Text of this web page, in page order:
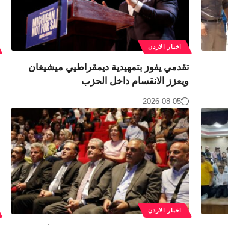
اخبار الاردن
تقدمي يفوز بتمهيدية ديمقراطيي ميشيغان
ويعزز الانقسام داخل الحزب
2026-08-05
اخبار الاردن